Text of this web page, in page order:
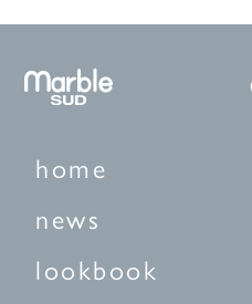
home
news
lookbook